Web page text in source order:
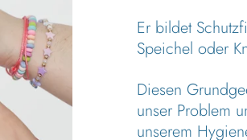
Er bildet
Speichel oder
Diesen
unser Problem
unserem